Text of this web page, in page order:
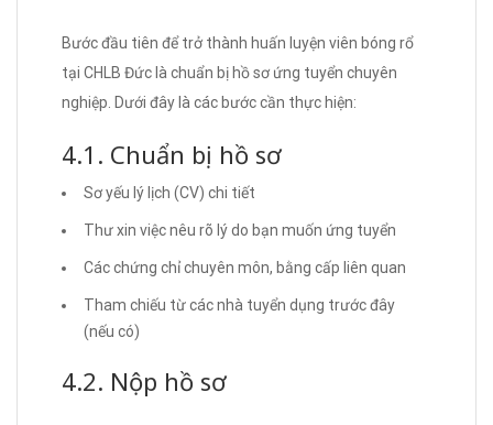
Bước đầu tiên để trở thành huấn luyện viên bóng rổ
tại CHLB Đức là chuẩn bị hồ sơ ứng tuyển chuyên
nghiệp. Dưới đây là các bước cần thực hiện:
4.1. Chuẩn bị hồ sơ
Sơ yếu lý lịch (CV) chi tiết
Thư xin việc nêu rõ lý do bạn muốn ứng tuyển
Các chứng chỉ chuyên môn, bằng cấp liên quan
Tham chiếu từ các nhà tuyển dụng trước đây
(nếu có)
4.2. Nộp hồ sơ